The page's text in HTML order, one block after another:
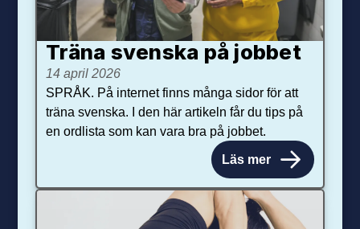
Träna svenska på jobbet
14 april 2026
SPRÅK. På internet finns många sidor för att
träna svenska. I den här artikeln får du tips på
en ordlista som kan vara bra på jobbet.
Läs mer